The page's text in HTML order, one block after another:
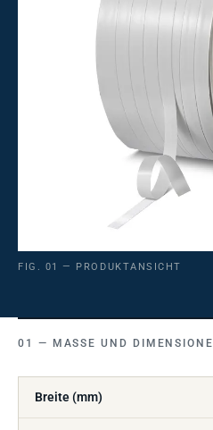
FIG. 01 — PRODUKTANSICHT
MASSE UND DIMENSIONEN
Breite (mm)